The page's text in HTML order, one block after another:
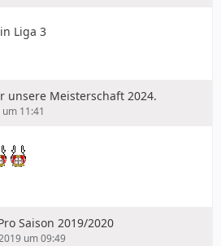
Liga 3
unsere Meisterschaft 2024.
um 11:41
Saison 2019/2020
um 09:49